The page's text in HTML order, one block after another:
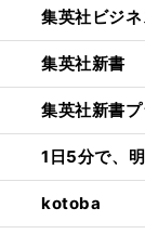
集英社ビジ
集英社新書
集英社新書
1日5分で、
kotoba